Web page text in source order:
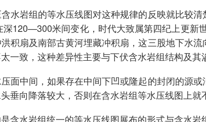
水岩组的等水压线图对这种规律的反映就比较
120—300米间变化，时代大致属第四纪上更新
积扇及南部古黄河埋藏冲积扇，这三股地下水
一致，这种差异性主要与下伏含水岩组结构及其
面中间，如果存在中间下凹或隆起的封闭的源
垂向降落较大，否则在含水岩组等水压线图上就
含水岩组统一的等水压线图展布的形式与含水